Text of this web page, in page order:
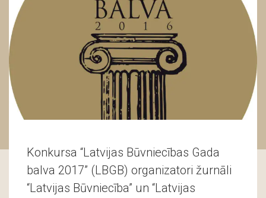
Konkursa “Latvijas Būvniecības Gada
balva 2017” (LBGB) organizatori žurnāli
“Latvijas Būvniecība” un “Latvijas